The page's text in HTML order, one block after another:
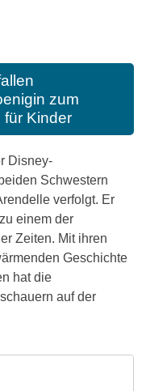
zum
Kinder
Disney-
Schwestern
verfolgt. Er
einem der
Zeiten. Mit ihren
Geschichte
hat die
auf der